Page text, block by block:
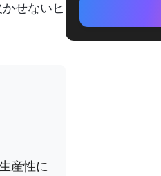
せないヒ
産性に